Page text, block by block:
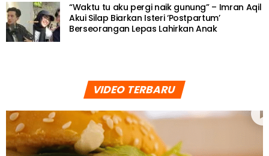
“Waktu tu aku pergi naik gunung” – Imran Aqil
Akui Silap Biarkan Isteri ‘Postpartum’
Berseorangan Lepas Lahirkan Anak
VIDEO TERBARU